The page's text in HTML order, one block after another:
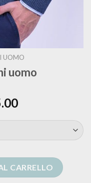
UOMO
uomo
CARRELLO